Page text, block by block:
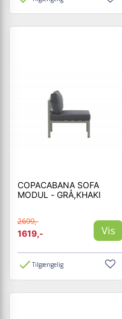
COPACABANA SOFA
MODUL - GRÅ,KHAKI
2699,-
1619,-
Vis
Tilgængelig